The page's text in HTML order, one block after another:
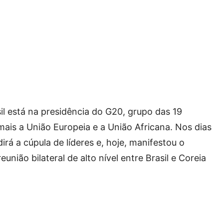
está na presidência do G20, grupo das 19
a União Europeia e a União Africana. Nos dias
a cúpula de líderes e, hoje, manifestou o
bilateral de alto nível entre Brasil e Coreia